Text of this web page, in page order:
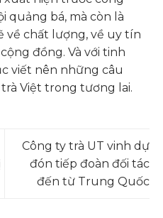
quảng bá, mà còn là
về chất lượng, về uy tín
đồng. Và với tinh
viết nên những câu
Việt trong tương lai.
Công ty trà UT vinh dự
đón tiếp đoàn đối tác
đến từ Trung Quốc